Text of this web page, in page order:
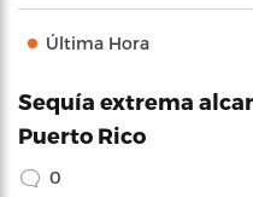
Última Hora
Sequía extrema
Puerto Rico
0